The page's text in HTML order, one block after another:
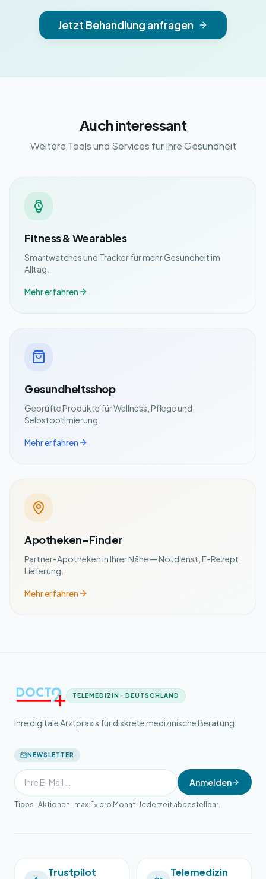
Jetzt Behandlung anfragen
Auch interessant
Weitere Tools und Services für Ihre Gesundheit
Fitness & Wearables
Smartwatches und Tracker für mehr Gesundheit im
Alltag.
Mehr erfahren
Gesundheitsshop
Geprüfte Produkte für Wellness, Pflege und
Selbstoptimierung.
Mehr erfahren
Apotheken-Finder
Partner-Apotheken in Ihrer Nähe — Notdienst, E-Rezept,
Lieferung.
Mehr erfahren
TELEMEDIZIN · DEUTSCHLAND
Ihre digitale Arztpraxis für diskrete medizinische Beratung.
NEWSLETTER
Anmelden
Tipps · Aktionen · max. 1× pro Monat. Jederzeit abbestellbar.
Trustpilot Telemedizin